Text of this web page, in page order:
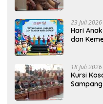
23 Juli 2026
Hari
dan
18 Juli 2026
Kursi